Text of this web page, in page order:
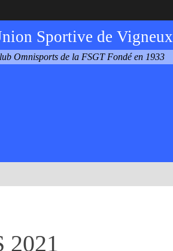
Sportive de Vigneux
Omnisports de la FSGT Fondé en 1933
2021